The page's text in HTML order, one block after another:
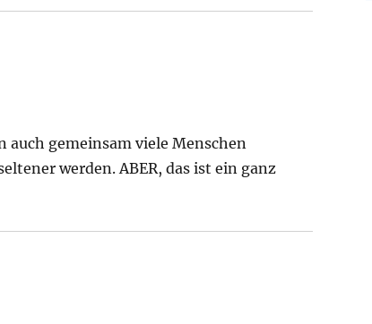
gemeinsam viele Menschen
werden. ABER, das ist ein ganz